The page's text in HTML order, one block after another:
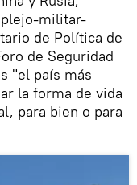
militar-
de Política de
de Seguridad
"el país más
la forma de vida
para bien o para